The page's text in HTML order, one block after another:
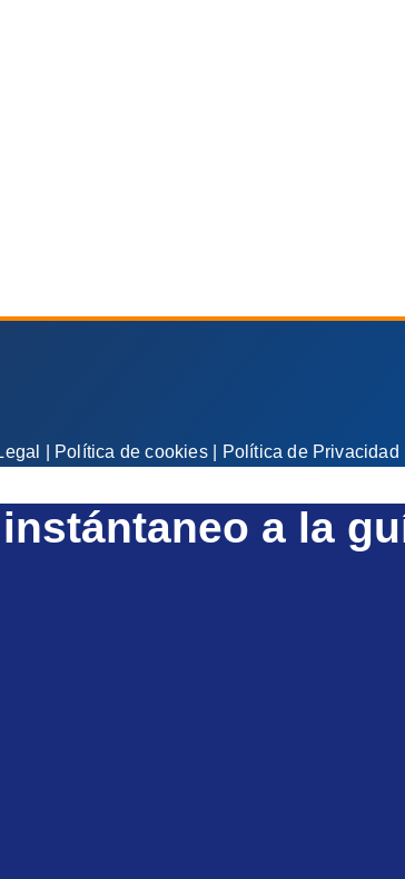
Política de cookies| Política de Privacidad
a la